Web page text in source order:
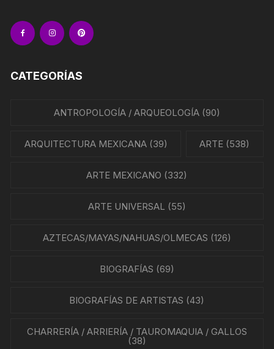
CATEGORÍAS
ANTROPOLOGÍA / ARQUEOLOGÍA(90)
ARQUITECTURA MEXICANA(39) ARTE (538)
ARTE MEXICANO (332)
ARTE UNIVERSAL (55)
AZTECAS/MAYAS/NAHUAS/OLMECAS (126)
BIOGRAFÍAS (69)
BIOGRAFÍAS DE ARTISTAS (43)
CHARRERÍA / ARRIERÍA / TAUROMAQUIA / GALLOS
(38)